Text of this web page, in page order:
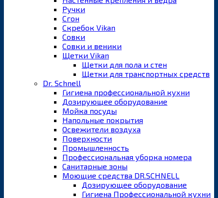
Ручки
Сгон
Скребок Vikan
Совки
Совки и веники
Щетки Vikan
Щетки для пола и стен
Щетки для транспортных средств
Dr. Schnell
Гигиена профессиональной кухни
Дозирующее оборудование
Мойка посуды
Напольные покрытия
Освежители воздуха
Поверхности
Промышленность
Профессиональная уборка номера
Санитарные зоны
Моющие средства DR.SCHNELL
Дозирующее оборудование
Гигиена Профессиональной кухни